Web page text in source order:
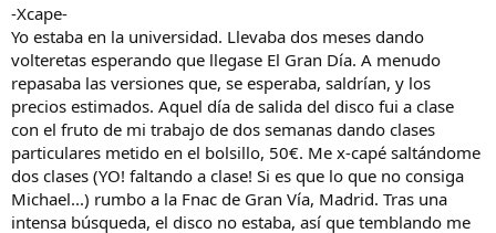
-Xcape-
Yo estaba en la universidad. Llevaba dos meses dando
volteretas esperando que llegase El Gran Día. A menudo
repasaba las versiones que, se esperaba, saldrían, y los
precios estimados. Aquel día de salida del disco fui a clase
con el fruto de mi trabajo de dos semanas dando clases
particulares metido en el bolsillo, 50€. Me x-capé saltándome
dos clases (YO! faltando a clase! Si es que lo que no consiga
Michael...) rumbo a la Fnac de Gran Vía, Madrid. Tras una
intensa búsqueda, el disco no estaba, así que temblando me